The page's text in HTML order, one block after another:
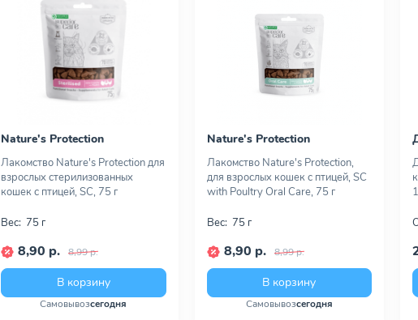
Nature's Protection
Лакомство Nature's Protection для
взрослых стерилизованных
кошек с птицей, SC, 75 г
Вес: 75 г
8,90 р. 8,99 р.
В корзину
Самовывозсегодня
Nature's Protection
Лакомство Nature's Protection,
для взрослых кошек с птицей, SC
with Poultry Oral Care, 75 г
Вес: 75 г
8,90 р. 8,99 р.
В корзину
Самовывозсегодня